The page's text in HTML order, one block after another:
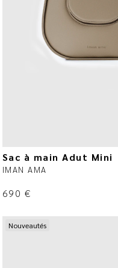
Sac à main Adut Mini
IMAN AMA
690 €
Nouveautés